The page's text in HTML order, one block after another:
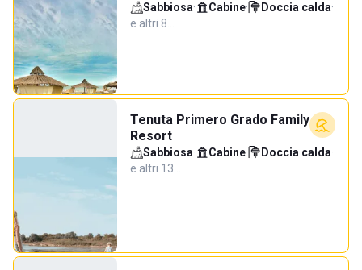
Sabbiosa· Cabine· Doccia calda·
e altri 8…
Tenuta Primero Grado Family
Resort
Sabbiosa· Cabine· Doccia calda·
e altri 13…